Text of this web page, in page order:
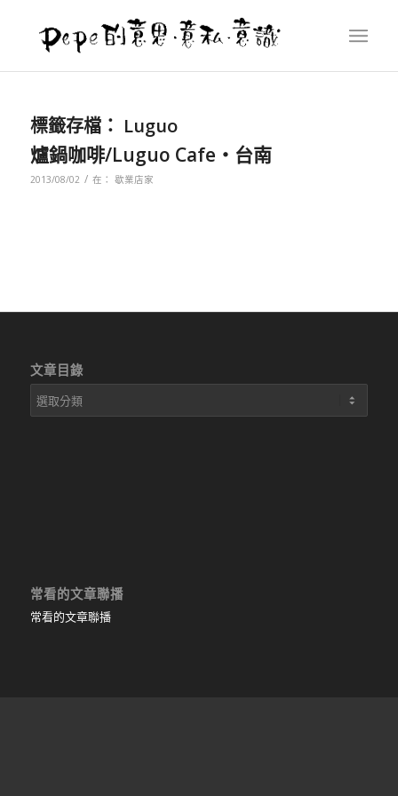
標籤存檔： Luguo
爐鍋咖啡/Luguo Cafe‧台南
2013/08/02 / 在： 歇業店家
文章目錄
文
章
常看的文章聯播
常看的文章聯播